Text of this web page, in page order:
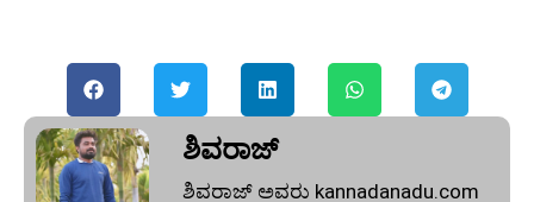
ಶಿವರಾಜ್
ಶಿವರಾಜ್ ಅವರು kannadanadu.com